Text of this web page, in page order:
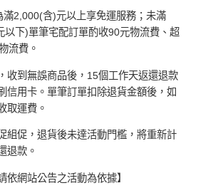
滿2,000(含)元以上享免運服務；未滿
以下)單筆宅配訂單酌收90元物流費、超
流費。
收到無誤商品後，15個工作天返還退款
信用卡。單筆訂單扣除退貨金額後，如
取運費。
組促，退貨後未達活動門檻，將重新計
退款。
依網站公告之活動為依據】